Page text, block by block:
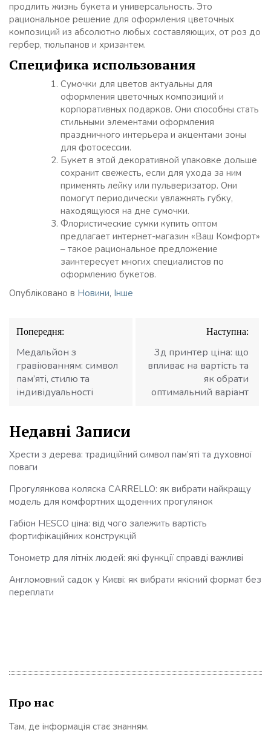
продлить жизнь букета и универсальность. Это
рациональное решение для оформления цветочных
композиций из абсолютно любых составляющих, от роз до
гербер, тюльпанов и хризантем.
Специфика использования
Сумочки для цветов актуальны для
оформления цветочных композиций и
корпоративных подарков. Они способны стать
стильными элементами оформления
праздничного интерьера и акцентами зоны
для фотосессии.
Букет в этой декоративной упаковке дольше
сохранит свежесть, если для ухода за ним
применять лейку или пульверизатор. Они
помогут периодически увлажнять губку,
находящуюся на дне сумочки.
Флористические сумки купить оптом
предлагает интернет-магазин «Ваш Комфорт»
– такое рациональное предложение
заинтересует многих специалистов по
оформлению букетов.
Опубліковано в Новини, Інше
Навігація
записів
Попередня:
Медальйон з
гравіюванням: символ
пам’яті, стилю та
індивідуальності
Наступна:
3д принтер ціна: що
впливає на вартість та
як обрати
оптимальний варіант
Недавні Записи
Хрести з дерева: традиційний символ пам’яті та духовної
поваги
Прогулянкова коляска CARRELLO: як вибрати найкращу
модель для комфортних щоденних прогулянок
Габіон HESCO ціна: від чого залежить вартість
фортифікаційних конструкцій
Тонометр для літніх людей: які функції справді важливі
Англомовний садок у Києві: як вибрати якісний формат без
переплати
Про нас
Там, де інформація стає знанням.